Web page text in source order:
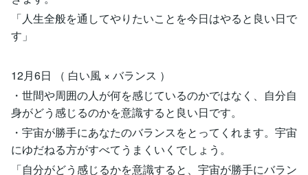
「人生全般を通してやりたいことを今日はやると良い日で
す」
12月6日 （ 白い風 × バランス ）
・世間や周囲の人が何を感じているのかではなく、自分自
身がどう感じるのかを意識すると良い日です。
・宇宙が勝手にあなたのバランスをとってくれます。宇宙
にゆだねる方がすべてうまくいくでしょう。
「自分がどう感じるかを意識すると、宇宙が勝手にバラン